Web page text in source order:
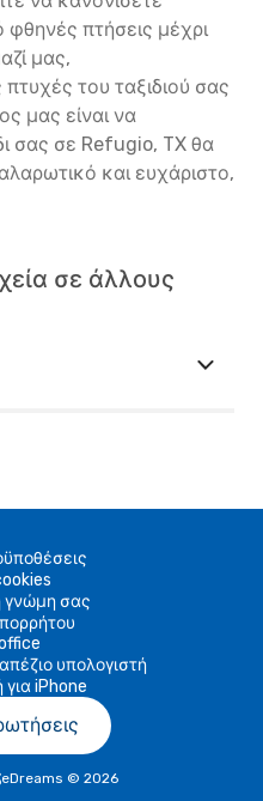
πτήσεις μέχρι
μας,
του ταξιδιού σας
μας είναι να
σας σε Refugio, TX θα
και ευχάριστο,
σε άλλους
γνώμη σας
υπολογιστή
iPhone
eDreams © 2026